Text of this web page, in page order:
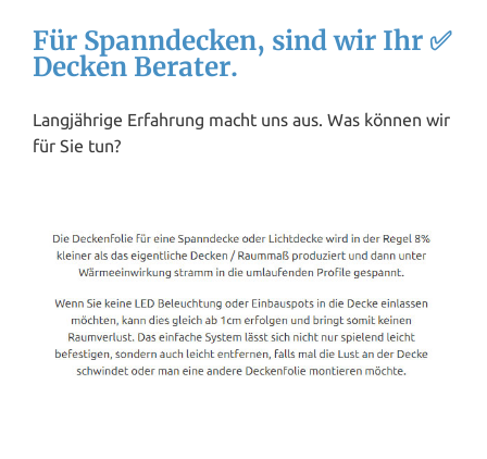
Für Spanndecken, sind wir Ihr ✅
Decken Berater.
Langjährige Erfahrung macht uns aus. Was können wir
für Sie tun?